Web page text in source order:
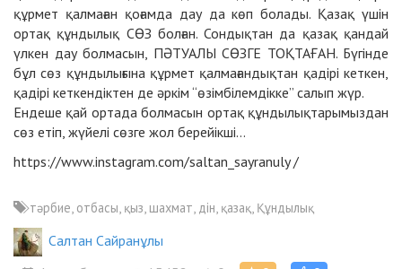
құрмет қалмаған қоғамда дау да көп болады. Қазақ үшін
ортақ құндылық СӨЗ болған. Сондықтан да қазақ қандай
үлкен дау болмасын, ПӘТУАЛЫ СӨЗГЕ ТОҚТАҒАН. Бүгінде
бұл сөз құндылығына құрмет қалмағандықтан қадірі кеткен,
қадірі кеткендіктен де әркім “өзімбілемдікке” салып жүр.
Ендеше қай ортада болмасын ортақ құндылықтарымыздан
сөз етіп, жүйелі сөзге жол берейікші…
https://www.instagram.com/saltan_sayranuly/
тәрбие, отбасы, қыз, шахмат, дін, қазақ, Құндылық
Салтан Сайранұлы